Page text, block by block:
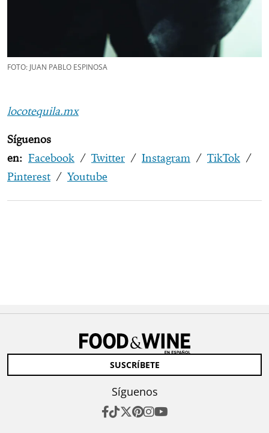
FOTO: JUAN PABLO ESPINOSA
locotequila.mx
Síguenos
en: Facebook / Twitter / Instagram / TikTok /
Pinterest / Youtube
SUSCRÍBETE
Síguenos